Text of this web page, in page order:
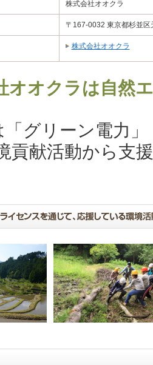
株式会社オオクラ
〒167-0032 東京都杉並
株式会社オオクラ
オオクラは自然
「グリーン電力
貢献活動から支